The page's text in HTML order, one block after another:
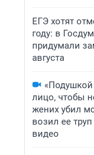
ЕГЭ хотят
году: в
придумали
августа
лицо, чтобы
жених убил
возил ее
видео